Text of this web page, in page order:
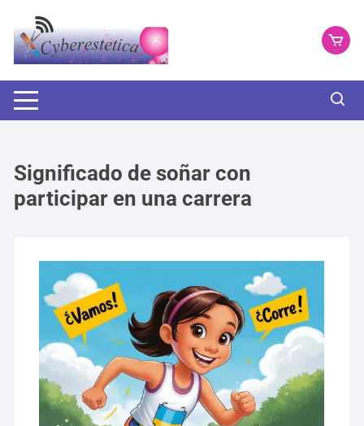
contenido
Significado de soñar con
participar en una carrera